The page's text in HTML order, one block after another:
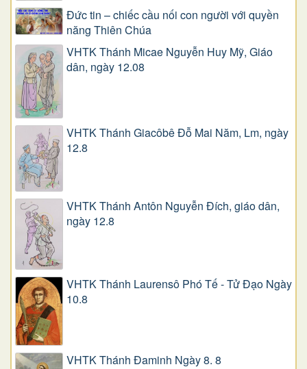
Đức tin – chiếc cầu nối con người với quyền
năng Thiên Chúa
VHTK Thánh Micae Nguyễn Huy Mỹ, Giáo
dân, ngày 12.08
VHTK Thánh Giacôbê Ðỗ Mai Năm, Lm, ngày
12.8
VHTK Thánh Antôn Nguyễn Ðích, giáo dân,
ngày 12.8
VHTK Thánh Laurensô Phó Tế - Tử Đạo Ngày
10.8
VHTK Thánh Đaminh Ngày 8. 8